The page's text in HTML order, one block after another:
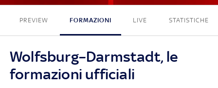
PREVIEW FORMAZIONI LIVE STATISTICHE
Wolfsburg–Darmstadt, le
formazioni ufficiali